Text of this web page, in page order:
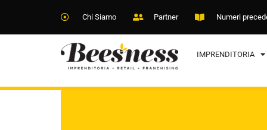
Chi Siamo Partner Numeri
IMPRENDITORIA